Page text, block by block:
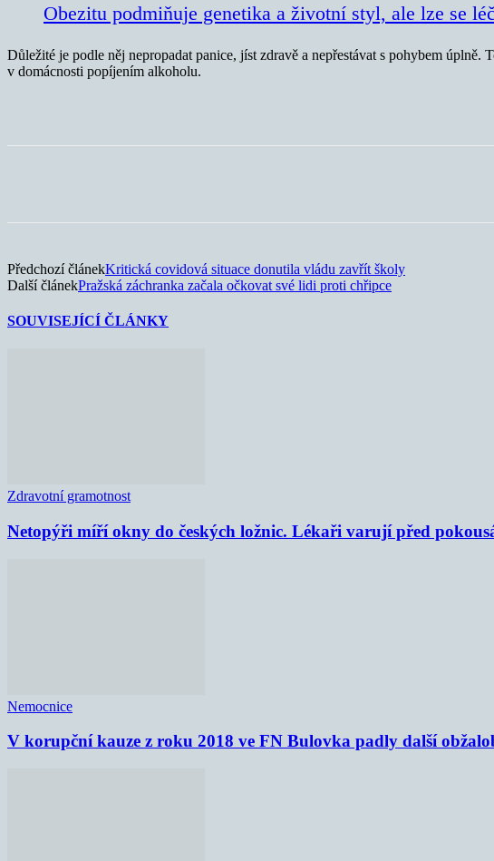
Obezitu podmiňuje genetika a životní styl, ale lze se
Důležité je podle něj nepropadat panice, jíst zdravě a nepřestávat s pohybem
v domácnosti popíjením alkoholu.
Předchozí článekKritická covidová situace donutila vládu zavřít školy
Další článekPražská záchranka začala očkovat své lidi proti chřipce
SOUVISEJÍCÍ ČLÁNKY
Zdravotní gramotnost
Netopýři míří okny do českých ložnic. Lékaři varují před
Nemocnice
V korupční kauze z roku 2018 ve FN Bulovka padly další